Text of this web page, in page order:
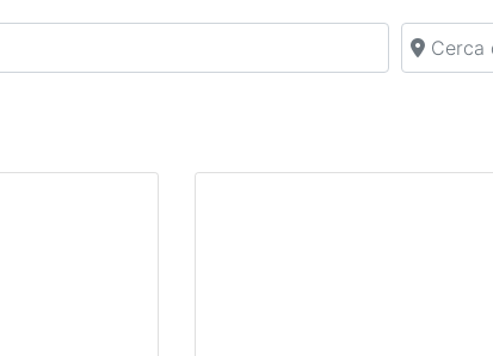
Cerca de